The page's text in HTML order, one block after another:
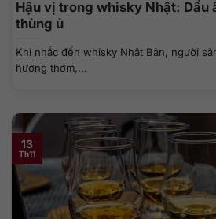
Hậu vị trong whisky Nhật: Dấu
thùng ủ
Khi nhắc đến whisky Nhật Bản, người
hương thơm,...
13
Th11